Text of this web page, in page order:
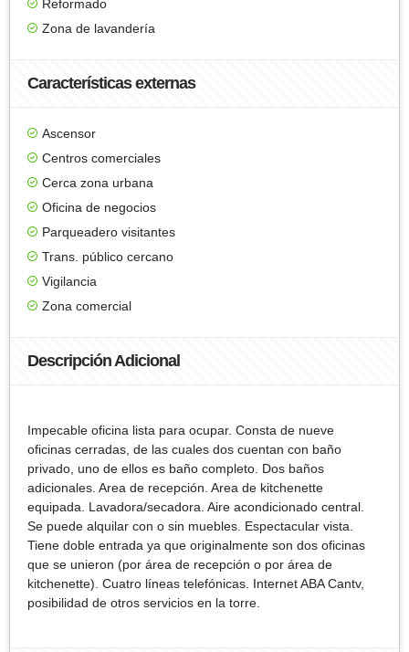
Reformado
Zona de lavandería
Características externas
Ascensor
Centros comerciales
Cerca zona urbana
Oficina de negocios
Parqueadero visitantes
Trans. público cercano
Vigilancia
Zona comercial
Descripción Adicional
Impecable oficina lista para ocupar. Consta de nueve
oficinas cerradas, de las cuales dos cuentan con baño
privado, uno de ellos es baño completo. Dos baños
adicionales. Area de recepción. Area de kitchenette
equipada. Lavadora/secadora. Aire acondicionado central.
Se puede alquilar con o sin muebles. Espectacular vista.
Tiene doble entrada ya que originalmente son dos oficinas
que se unieron (por área de recepción o por área de
kitchenette). Cuatro líneas telefónicas. Internet ABA Cantv,
posibilidad de otros servicios en la torre.